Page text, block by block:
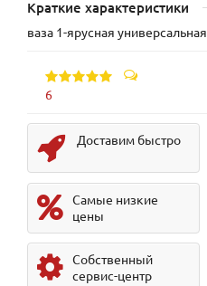
Краткие характеристики
ваза 1-ярусная универсальная
6
Доставим быстро
Самые низкие
цены
Собственный
сервис-центр